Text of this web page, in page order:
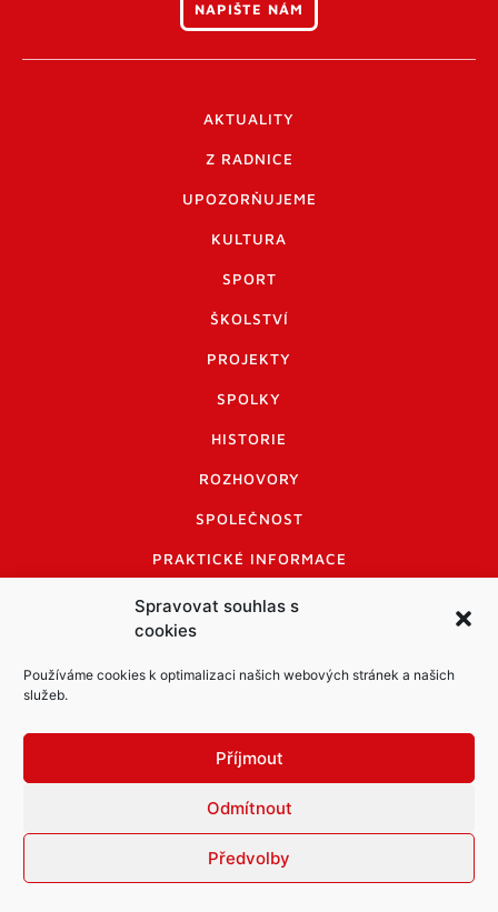
Spravovat souhlas s
cookies
Používáme cookies k optimalizaci našich webových stránek a našich
služeb.
Příjmout
Odmítnout
Předvolby
NAPIŠTE NÁM
AKTUALITY
Z RADNICE
UPOZORŇUJEME
KULTURA
SPORT
ŠKOLSTVÍ
PROJEKTY
SPOLKY
HISTORIE
ROZHOVORY
SPOLEČNOST
PRAKTICKÉ INFORMACE
CENÍK INZERCE
INFORMACE A KODEX DISKUTUJÍCÍCH
LOGO A LOGO MANUÁL
© Město Mníšek pod Brdy